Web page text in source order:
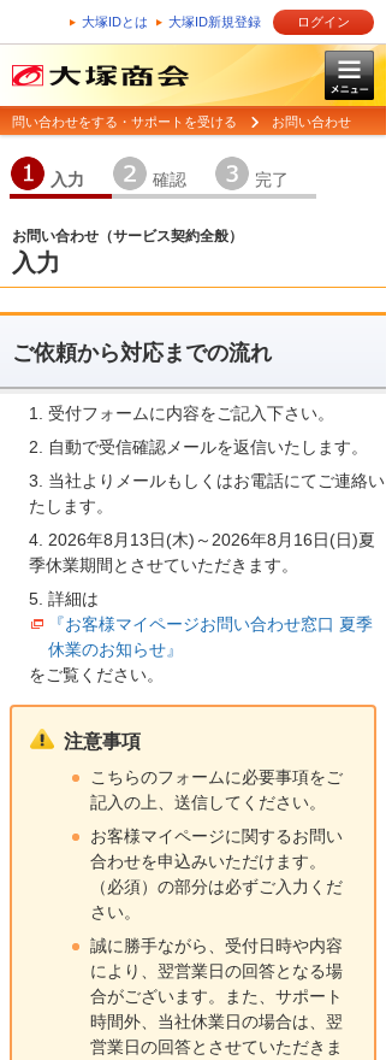
大塚IDとは 大塚ID新規登録 ログイン
問い合わせをする・サポートを受ける お問い合わせ
入力
確認
完了
お問い合わせ（サービス契約全般）
入力
ご依頼から対応までの流れ
受付フォームに内容をご記入下さい。
自動で受信確認メールを返信いたします。
当社よりメールもしくはお電話にてご連絡い
たします。
2026年8月13日(木)～2026年8月16日(日)夏
季休業期間とさせていただきます。
詳細は
『お客様マイページお問い合わせ窓口 夏季
休業のお知らせ』
をご覧ください。
注意事項
こちらのフォームに必要事項をご
記入の上、送信してください。
お客様マイページに関するお問い
合わせを申込みいただけます。
（必須）の部分は必ずご入力くだ
さい。
誠に勝手ながら、受付日時や内容
により、翌営業日の回答となる場
合がございます。また、サポート
時間外、当社休業日の場合は、翌
営業日の回答とさせていただきま